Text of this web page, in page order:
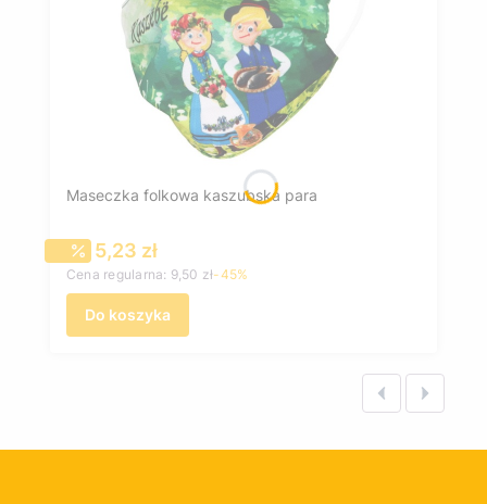
Maseczka folkowa kaszubska para
Cena promocyjna
5,23 zł
Cena regularna: 9,50 zł-45%
Do koszyka